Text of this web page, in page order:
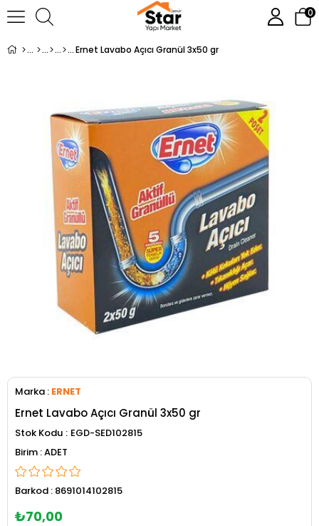
0
Ernet Lavabo Açıcı Granül 3x50 gr
Marka : ERNET
Ernet Lavabo Açıcı Granül 3x50 gr
Stok Kodu
EGD-SED102815
ADET
Barkod : 8691014102815
₺70,00